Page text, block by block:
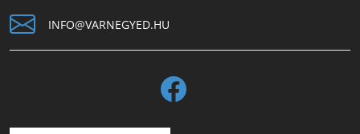
INFO@VARNEGYED.HU